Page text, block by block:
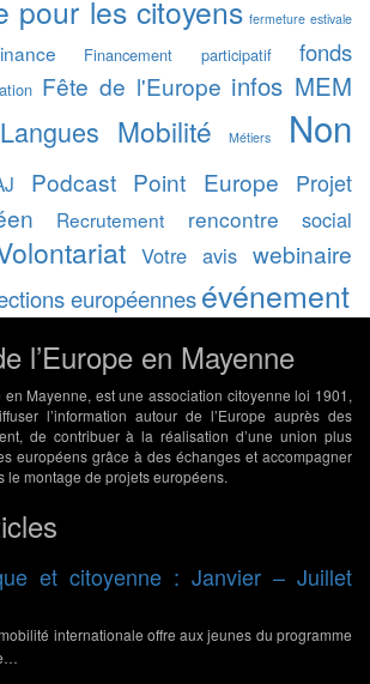
pour les citoyens fermeture estivale
Financement participatif
fonds
Fête de l'Europe infos MEM
Langues Mobilité Métiers
Non
Podcast Point Europe Projet
Recrutement rencontre social
Votre avis webinaire
européennesévénement
l’Europe en Mayenne
en Mayenne, est une association citoyenne loi 1901,
l’information autour de l’Europe auprès des
de contribuer à la réalisation d’une union plus
européens grâce à des échanges et accompagner
le montage de projets européens.
et citoyenne : Janvier – Juillet
internationale offre aux jeunes du programme